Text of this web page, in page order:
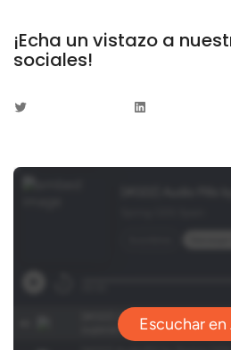
¡Echa un vistazo a
sociales!